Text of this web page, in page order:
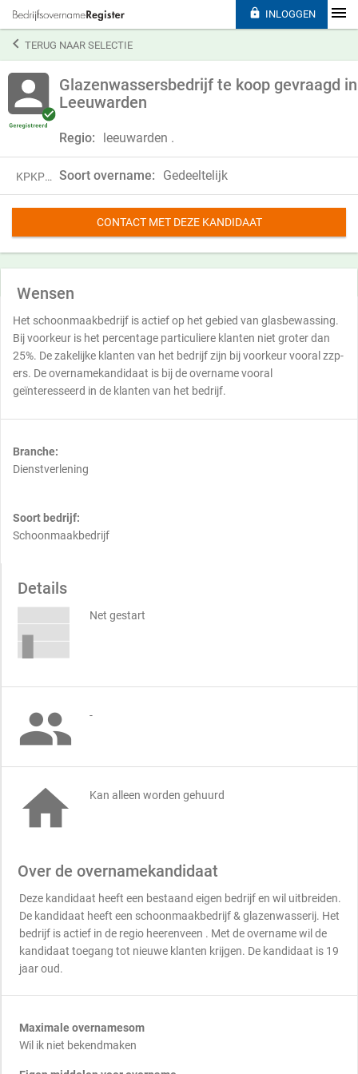
TERUG NAAR SELECTIE
Glazenwassersbedrijf te koop gevraagd in
Leeuwarden
Regio: leeuwarden .
KPKP21GJH27S Soort overname: Gedeeltelijk
CONTACT MET DEZE KANDIDAAT
Wensen
Het schoonmaakbedrijf is actief op het gebied van glasbewassing.
Bij voorkeur is het percentage particuliere klanten niet groter dan
25%. De zakelijke klanten van het bedrijf zijn bij voorkeur vooral zzp-
ers. De overnamekandidaat is bij de overname vooral
geïnteresseerd in de klanten van het bedrijf.
Branche:
Dienstverlening
Soort bedrijf:
Schoonmaakbedrijf
Details
Net gestart
 -
 Kan alleen worden gehuurd
Over de overnamekandidaat
Deze kandidaat heeft een bestaand eigen bedrijf en wil uitbreiden.
De kandidaat heeft een schoonmaakbedrijf & glazenwasserij. Het
bedrijf is actief in de regio heerenveen . Met de overname wil de
kandidaat toegang tot nieuwe klanten krijgen. De kandidaat is 19
jaar oud.
Maximale overnamesom
Wil ik niet bekendmaken
 INLOGGEN